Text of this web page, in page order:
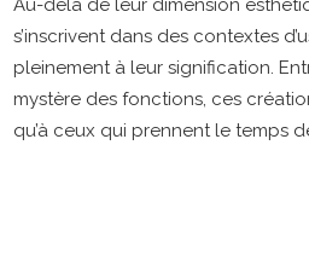
Au-delà de leur dimension
s’inscrivent dans des contextes
pleinement à leur signification.
mystère des fonctions, ces
qu’à ceux qui prennent le temps